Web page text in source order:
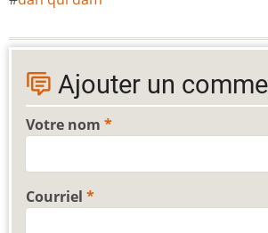
Ajouter un
Votre nom
Courriel